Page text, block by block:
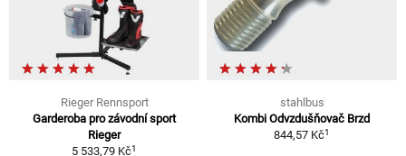
Rieger Rennsport
Garderoba pro závodní sport
Rieger
5 533,79 Kč1
stahlbus
Kombi Odvzdušňovač Brzd
844,57 Kč1